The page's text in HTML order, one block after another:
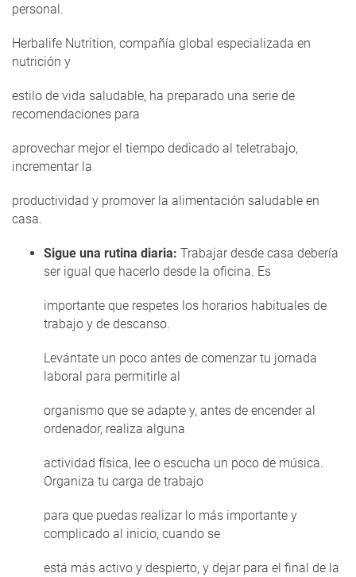
personal.
Herbalife Nutrition, compañía global especializada en
nutrición y
estilo de vida saludable, ha preparado una serie de
recomendaciones para
aprovechar mejor el tiempo dedicado al teletrabajo,
incrementar la
productividad y promover la alimentación saludable en
casa.
Sigue una rutina diaria: Trabajar desde casa debería
ser igual que hacerlo desde la oficina. Es
importante que respetes los horarios habituales de
trabajo y de descanso.
Levántate un poco antes de comenzar tu jornada
laboral para permitirle al
organismo que se adapte y, antes de encender al
ordenador, realiza alguna
actividad física, lee o escucha un poco de música.
Organiza tu carga de trabajo
para que puedas realizar lo más importante y
complicado al inicio, cuando se
está más activo y despierto, y dejar para el final de la